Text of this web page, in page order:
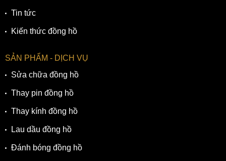
Tin tức
Kiến thức đồng hồ
SẢN PHẨM - DỊCH VỤ
Sửa chữa đồng hồ
Thay pin đồng hồ
Thay kính đồng hồ
Lau dầu đồng hồ
Đánh bóng đồng hồ